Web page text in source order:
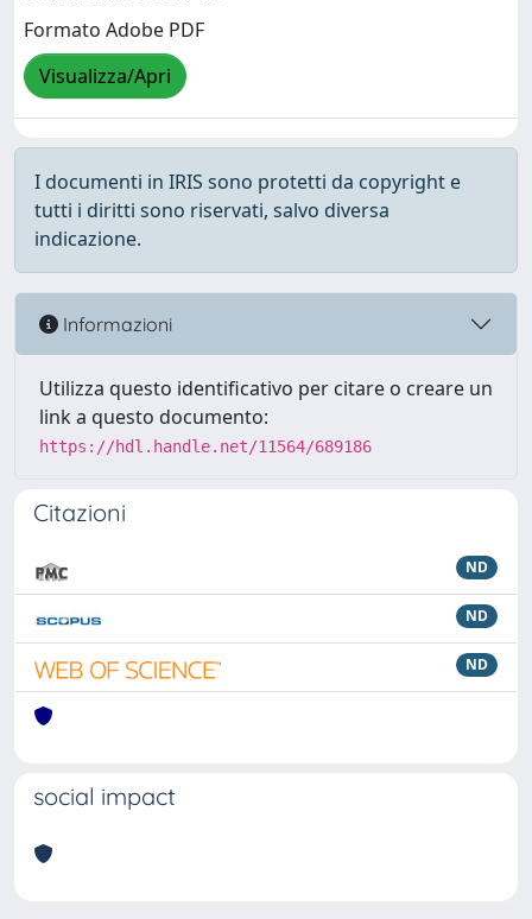
Formato Adobe PDF
Visualizza/Apri
I documenti in IRIS sono protetti da copyright e
tutti i diritti sono riservati, salvo diversa
indicazione.
Informazioni
Utilizza questo identificativo per citare o creare un
link a questo documento:
https://hdl.handle.net/11564/689186
Citazioni
ND
ND
ND
social impact